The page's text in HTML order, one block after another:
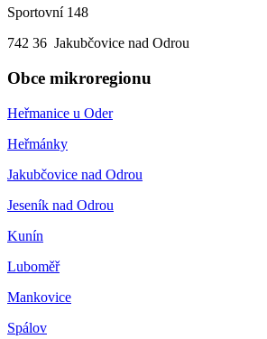
Sportovní 148
742 36 Jakubčovice nad Odrou
Obce mikroregionu
Heřmanice u Oder
Heřmánky
Jakubčovice nad Odrou
Jeseník nad Odrou
Kunín
Luboměř
Mankovice
Spálov